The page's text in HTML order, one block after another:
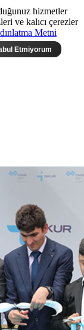
hizmetler
ve kalıcı çerezler
Metni
Etmiyorum